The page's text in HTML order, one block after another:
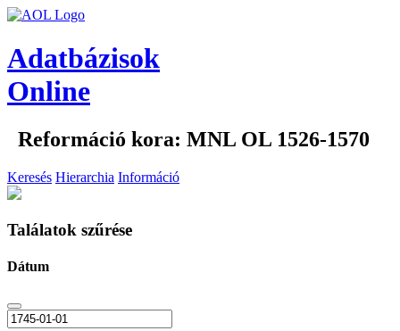
Adatbázisok
Online
Reformáció kora: MNL OL 1526-1570
Keresés Hierarchia Információ
Találatok szűrése
Dátum